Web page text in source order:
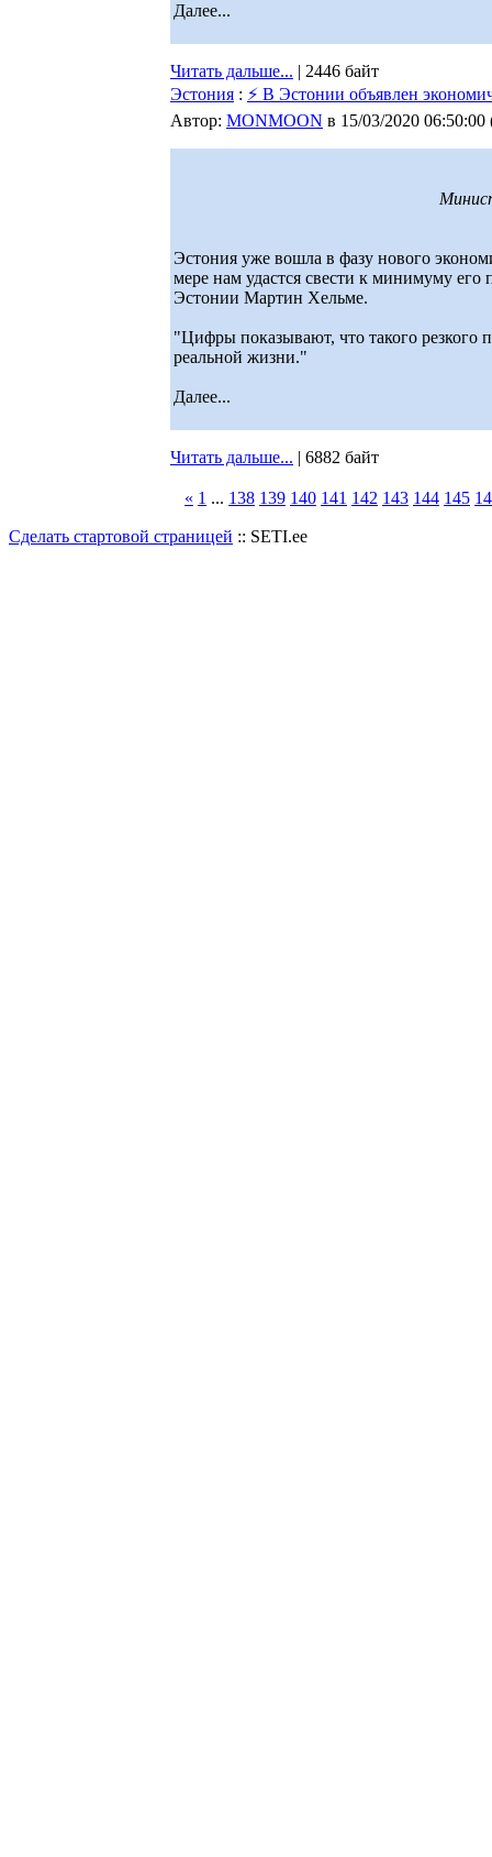
Далее...
Читать дальше... | 2446 байт
Эстония : ⚡ В Эстонии объявлен
Автор: MONMOON в 15/03/2020 06:50:00
Эстония уже вошла в фазу нового
мере нам удастся свести к минимуму его
Эстонии Мартин Хельме.
"Цифры показывают, что такого резкого
реальной жизни."
Далее...
Читать дальше... | 6882 байт
« 1 ... 138 139 140 141 142 143 144 145
Сделать стартовой страницей :: SETI.ee